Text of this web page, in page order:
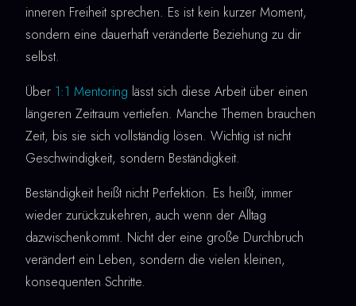
inneren Freiheit sprechen. Es ist kein kurzer Moment,
sondern eine dauerhaft veränderte Beziehung zu dir
selbst.
Über 1:1 Mentoring lässt sich diese Arbeit über einen
längeren Zeitraum vertiefen. Manche Themen brauchen
Zeit, bis sie sich vollständig lösen. Wichtig ist nicht
Geschwindigkeit, sondern Beständigkeit.
Beständigkeit heißt nicht Perfektion. Es heißt, immer
wieder zurückzukehren, auch wenn der Alltag
dazwischenkommt. Nicht der eine große Durchbruch
verändert ein Leben, sondern die vielen kleinen,
konsequenten Schritte.